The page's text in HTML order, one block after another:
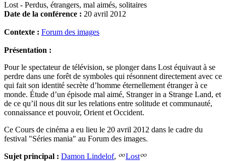
Lost - Perdus, étrangers, mal aimés, solitaires
Date de la conférence : 20 avril 2012
Contexte : Forum des images
Présentation :
Pour le spectateur de télévision, se plonger dans Lost équivaut à se
perdre dans une forêt de symboles qui résonnent directement avec ce
qui fait son identité secrète d’homme éternellement étranger à ce
monde. Étude d’un épisode mal aimé, Stranger in a Strange Land, et
de ce qu’il nous dit sur les relations entre solitude et communauté,
connaissance et pouvoir, Orient et Occident.
Ce Cours de cinéma a eu lieu le 20 avril 2012 dans le cadre du
festival "Séries mania" au Forum des images.
Sujet principal : Damon Lindelof,
Lost